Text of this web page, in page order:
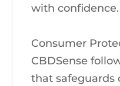
with confidence.
Consumer
CBDSense
that safeguards